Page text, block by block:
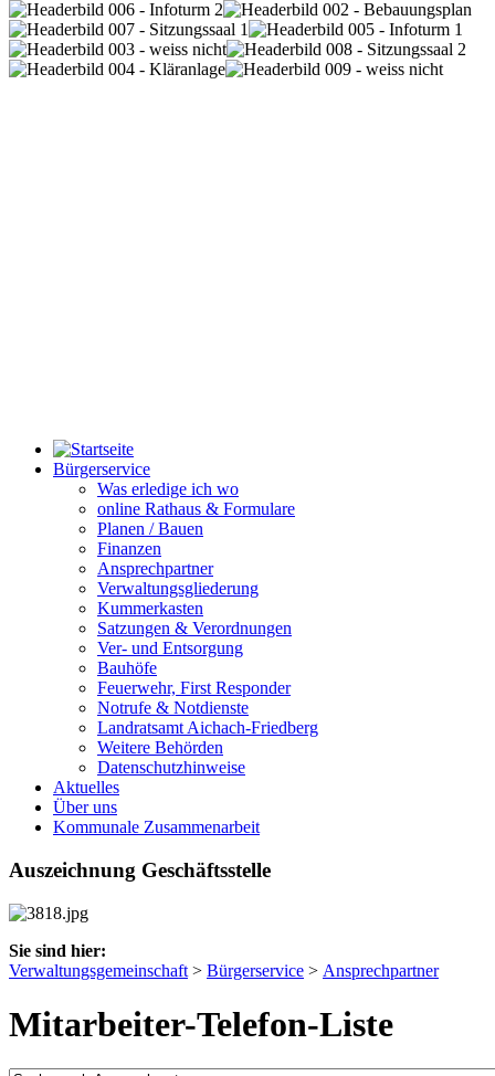
Bürgerservice
Was erledige ich wo
online Rathaus & Formulare
Planen / Bauen
Finanzen
Ansprechpartner
Verwaltungsgliederung
Kummerkasten
Satzungen & Verordnungen
Ver- und Entsorgung
Bauhöfe
Feuerwehr, First Responder
Notrufe & Notdienste
Landratsamt Aichach-Friedberg
Weitere Behörden
Datenschutzhinweise
Aktuelles
Über uns
Kommunale Zusammenarbeit
Auszeichnung Geschäftsstelle
Sie sind hier:
Verwaltungsgemeinschaft > Bürgerservice > Ansprechpartner
Mitarbeiter-Telefon-Liste